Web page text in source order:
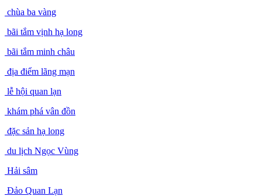
chùa ba vàng
bãi tắm vịnh hạ long
bãi tắm minh châu
địa điểm lãng mạn
lễ hội quan lạn
khám phá vân đồn
đặc sản hạ long
du lịch Ngọc Vùng
Hải sâm
Đảo Quan Lạn